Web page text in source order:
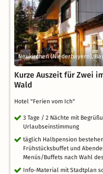
Neukirchen (Niederbayern),
Kurze Auszeit für Zwei
Wald
Hotel "Ferien vom Ich"
3 Tage / 2 Nächte mit
Urlaubseinstimmung
täglich Halbpension
Frühstücksbuffet und
Menüs/Buffets nach Wahl
Info-Material mit Stadtplan